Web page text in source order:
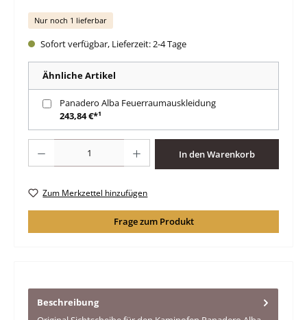
Nur noch 1 lieferbar
Sofort verfügbar, Lieferzeit: 2-4 Tage
Ähnliche Artikel
Panadero Alba Feuerraumauskleidung
243,84 €*¹
In den Warenkorb
Zum Merkzettel hinzufügen
Frage zum Produkt
Beschreibung